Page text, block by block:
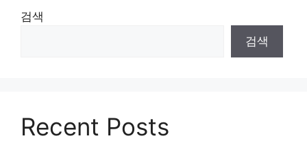
검색
검색
Recent Posts